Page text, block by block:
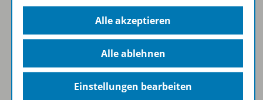
Westermann Gruppe
Alle akzeptieren
Alle ablehnen
Einstellungen bearbeiten